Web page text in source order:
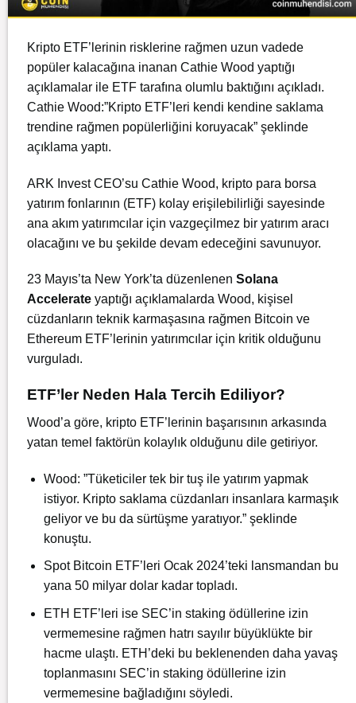
Kripto ETF’lerinin risklerine rağmen uzun vadede
popüler kalacağına inanan Cathie Wood yaptığı
açıklamalar ile ETF tarafına olumlu baktığını açıkladı.
Cathie Wood:”Kripto ETF’leri kendi kendine saklama
trendine rağmen popülerliğini koruyacak” şeklinde
açıklama yaptı.
ARK Invest CEO’su Cathie Wood, kripto para borsa
yatırım fonlarının (ETF) kolay erişilebilirliği sayesinde
ana akım yatırımcılar için vazgeçilmez bir yatırım aracı
olacağını ve bu şekilde devam edeceğini savunuyor.
23 Mayıs’ta New York’ta düzenlenen Solana
Accelerate yaptığı açıklamalarda Wood, kişisel
cüzdanların teknik karmaşasına rağmen Bitcoin ve
Ethereum ETF’lerinin yatırımcılar için kritik olduğunu
vurguladı.
ETF’ler Neden Hala Tercih Ediliyor?
Wood’a göre, kripto ETF’lerinin başarısının arkasında
yatan temel faktörün kolaylık olduğunu dile getiriyor.
Wood: ”Tüketiciler tek bir tuş ile yatırım yapmak
istiyor. Kripto saklama cüzdanları insanlara karmaşık
geliyor ve bu da sürtüşme yaratıyor.” şeklinde
konuştu.
Spot Bitcoin ETF’leri Ocak 2024’teki lansmandan bu
yana 50 milyar dolar kadar topladı.
ETH ETF’leri ise SEC’in staking ödüllerine izin
vermemesine rağmen hatrı sayılır büyüklükte bir
hacme ulaştı. ETH’deki bu beklenenden daha yavaş
toplanmasını SEC’in staking ödüllerine izin
vermemesine bağladığını söyledi.